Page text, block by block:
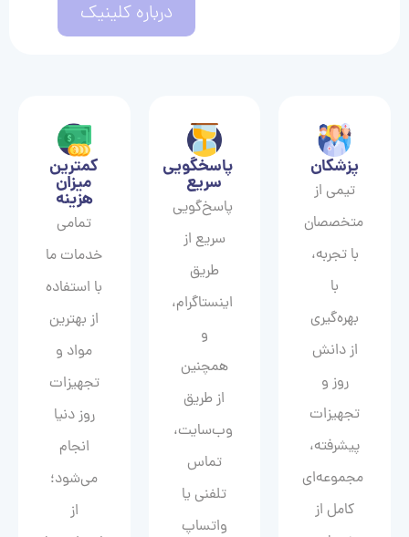
درباره کلینیک
پزشکان
تیمی از
متخصصان
با تجربه،
با
بهره‌گیری
از دانش
روز و
تجهیزات
پیشرفته،
مجموعه‌ای
کامل از
پاسخگویی
سریع
پاسخ‌گویی
سریع از
طریق
اینستاگرام،
و
همچنین
از طریق
وب‌سایت،
تماس
تلفنی یا
واتساپ
کمترین
میزان
هزینه
تمامی
خدمات ما
با استفاده
از بهترین
مواد و
تجهیزات
روز دنیا
انجام
می‌شود؛
از